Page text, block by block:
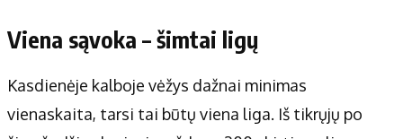
Viena sąvoka – šimtai ligų
Kasdienėje kalboje vėžys dažnai minimas
vienaskaita, tarsi tai būtų viena liga. Iš tikrųjų po